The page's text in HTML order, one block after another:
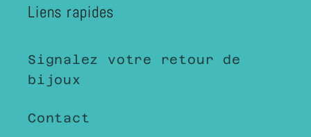
Liens rapides
Signalez votre retour de
bijoux
Contact